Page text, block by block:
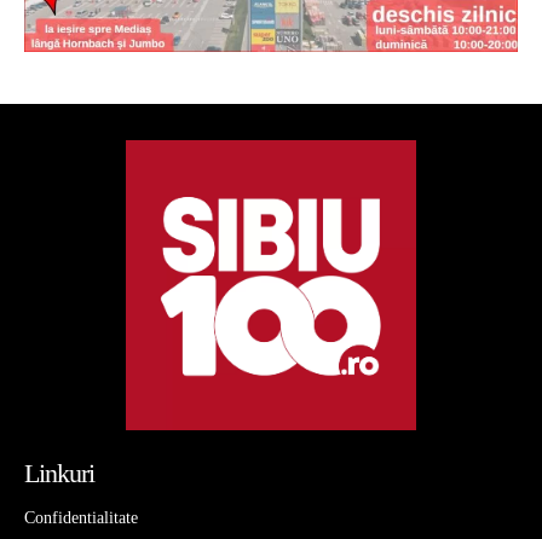
Linkuri
Confidentialitate